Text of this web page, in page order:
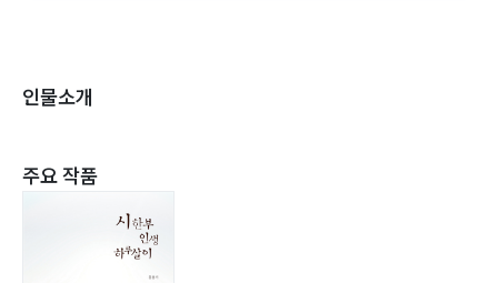
인물소개
주요 작품